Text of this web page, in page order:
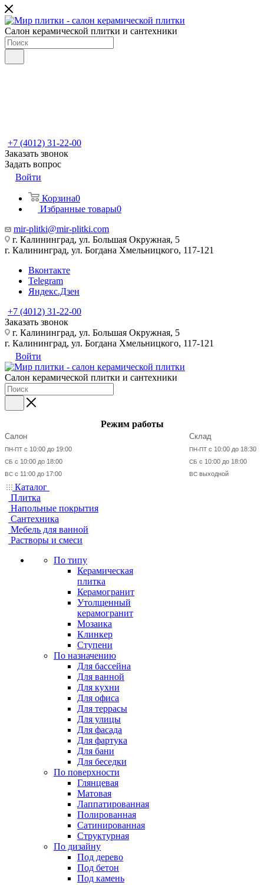
Салон керамической плитки и сантехники
+7 (4012) 31-22-00
Заказать звонок
Задать вопрос
Войти
Корзина0
Избранные товары0
mir-plitki@mir-plitki.com
г. Калининград, ул. Большая Окружная, 5
г. Калининград, ул. Богдана Хмельницкого, 117-121
Вконтакте
Telegram
Яндекс.Дзен
+7 (4012) 31-22-00
Заказать звонок
г. Калининград, ул. Большая Окружная, 5
г. Калининград, ул. Богдана Хмельницкого, 117-121
Войти
Салон керамической плитки и сантехники
Режим работы
Салон
ПН-ПТ с 10:00 до 19:00
СБ с 10:00 до 18:00
ВС с 11:00 до 17:00
Склад
ПН-ПТ с 10:00 до 18:30
СБ с 10:00 до 18:00
ВС выходной
Каталог
Плитка
Напольные покрытия
Сантехника
Мебель для ванной
Растворы и смеси
По типу
Керамическая
плитка
Керамогранит
Утолщенный
керамогранит
Мозаика
Клинкер
Ступени
По назначению
Для бассейна
Для ванной
Для кухни
Для офиса
Для террасы
Для улицы
Для фасада
Для фартука
Для бани
Для беседки
По поверхности
Глянцевая
Матовая
Лаппатированная
Полированная
Сатинированная
Структурная
По дизайну
Под дерево
Под бетон
Под камень